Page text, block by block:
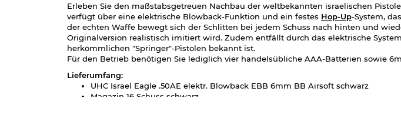
Erleben Sie den maßstabsgetreuen Nachbau der weltbekannten israelischen
verfügt über eine elektrische Blowback-Funktion und ein festes Hop-Up-System,
der echten Waffe bewegt sich der Schlitten bei jedem Schuss nach hinten und
Originalversion realistisch imitiert wird. Zudem entfällt durch das elektrische
herkömmlichen "Springer"-Pistolen bekannt ist.
Für den Betrieb benötigen Sie lediglich vier handelsübliche AAA-Batterien sowie
Lieferumfang:
UHC Israel Eagle .50AE elektr. Blowback EBB 6mm BB Airsoft schwarz
Magazin 16 Schuss schwarz